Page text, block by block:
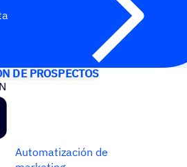
DE PROSPECTOS
Automatización de